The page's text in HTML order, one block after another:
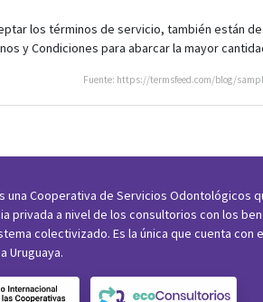
los términos de servicio, también están
y Condiciones para abarcar la mayor
Fuente: https://termsfeed.com/blog/
una Cooperativa de Servicios Odontológicos
privada a nivel de los consultorios con los
colectivizado. Es la única que cuenta con
Uruguaya.